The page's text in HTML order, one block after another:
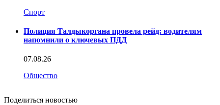
Спорт
Полиция Талдыкоргана провела рейд: водителям
напомнили о ключевых ПДД
07.08.26
Общество
Поделиться новостью